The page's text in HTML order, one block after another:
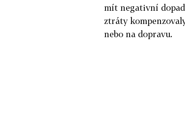
mít negativní
ztráty
nebo na dopravu.